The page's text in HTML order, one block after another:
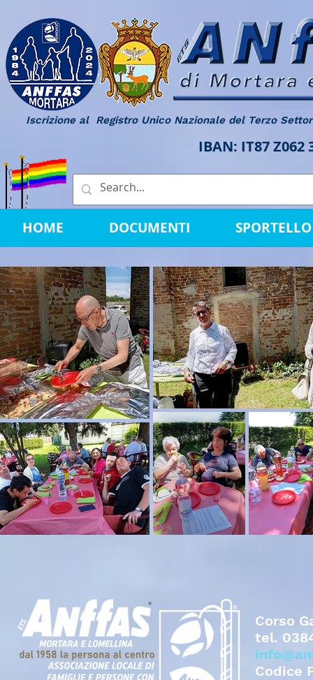
Iscrizione al Registro Unico Nazionale del Terzo
IBAN: IT87
HOME DOCUMENTI
Corso
tel.
Codice